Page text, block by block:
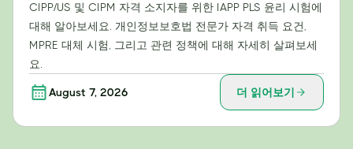
CIPP/US 및 CIPM 자격 소지자를 위한 IAPP PLS 윤리 시험에
대해 알아보세요. 개인정보보호법 전문가 자격 취득 요건,
MPRE 대체 시험, 그리고 관련 정책에 대해 자세히 살펴보세
요.
August 7, 2026 더 읽어보기